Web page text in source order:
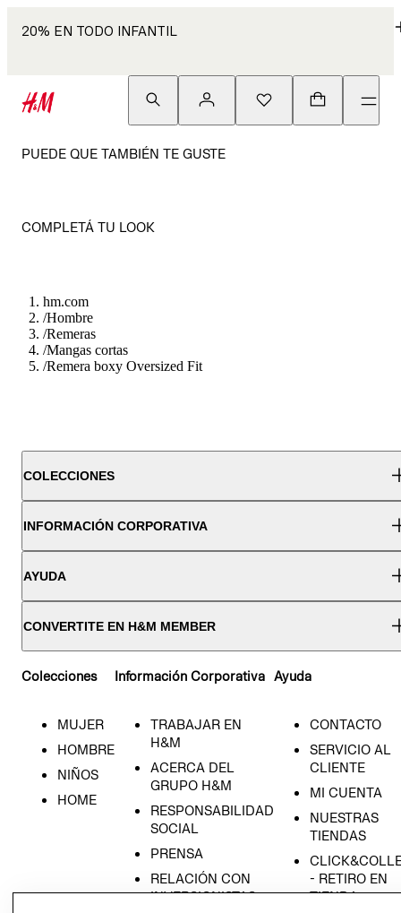
20% EN TODO INFANTIL
PUEDE QUE TAMBIÉN TE GUSTE
COMPLETÁ TU LOOK
hm.com
/Hombre
/Remeras
/Mangas cortas
/Remera boxy Oversized Fit
COLECCIONES
INFORMACIÓN CORPORATIVA
AYUDA
CONVERTITE EN H&M MEMBER
Colecciones
MUJER
HOMBRE
NIÑOS
HOME
Información Corporativa
TRABAJAR EN
H&M
ACERCA DEL
GRUPO H&M
RESPONSABILIDAD
SOCIAL
PRENSA
RELACIÓN CON
INVERSIONISTAS
Ayuda
CONTACTO
SERVICIO AL
CLIENTE
MI CUENTA
NUESTRAS
TIENDAS
- RETIRO EN
TIENDA